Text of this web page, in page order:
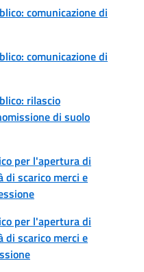
comunicazione di
comunicazione di
rilascio
di suolo
per l'apertura di
scarico merci e
per l'apertura di
scarico merci e